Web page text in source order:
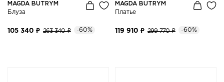
MAGDA BUTRYM
Блуза
105 340 ₽ 263 340 ₽ -60%
MAGDA BUTRYM
Платье
119 910 ₽ 299 770 ₽ -60%